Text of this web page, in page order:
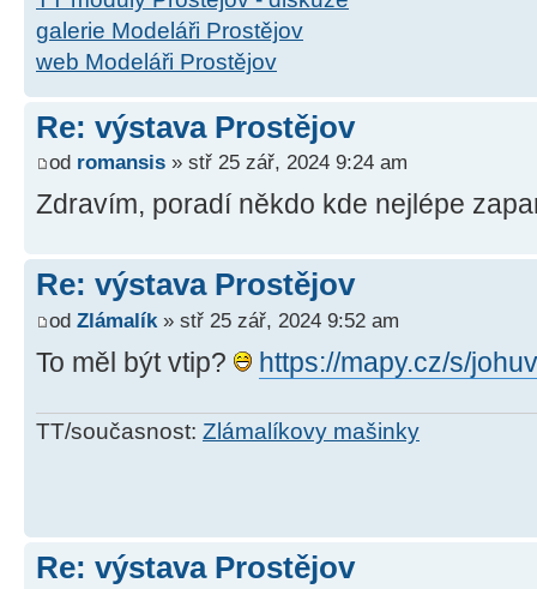
galerie Modeláři Prostějov
web Modeláři Prostějov
Re: výstava Prostějov
od romansis » stř 25 zář, 2024 9:24 am
Zdravím, poradí někdo kde nejlépe
Re: výstava Prostějov
od Zlámalík » stř 25 zář, 2024 9:52 am
To měl být vtip? https://mapy.cz/s/
TT/současnost: Zlámalíkovy mašinky
Re: výstava Prostějov